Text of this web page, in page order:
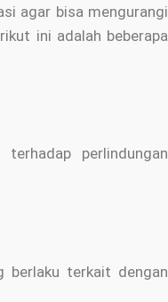
agar bisa mengurangi
ini adalah beberapa
perlindungan
berlaku terkait dengan